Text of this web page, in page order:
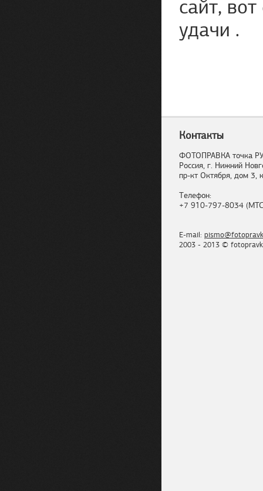
сайт,
удачи .
Контакты
ФОТОПРАВКА точка
Россия, г. Нижний
пр-кт Октября, дом 3,
Телефон:
+7 910-797-8034
E-mail:
2003 - 2013 ©